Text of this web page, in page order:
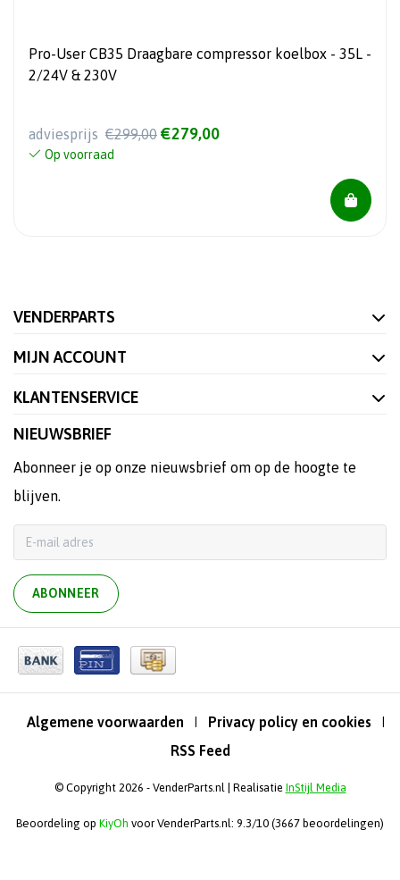
Pro-User CB35 Draagbare compressor koelbox - 35L -
2/24V & 230V
adviesprijs €299,00 €279,00
Op voorraad
VENDERPARTS
MIJN ACCOUNT
KLANTENSERVICE
NIEUWSBRIEF
Abonneer je op onze nieuwsbrief om op de hoogte te
blijven.
ABONNEER
Algemene voorwaarden Privacy policy en cookies
RSS Feed
© Copyright 2026 - VenderParts.nl | Realisatie InStijl Media
Beoordeling op KiyOh voor VenderParts.nl: 9.3/10 (3667 beoordelingen)